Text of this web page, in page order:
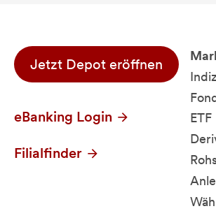
Jetzt Depot eröffnen
eBanking Login
Filialfinder
ETF